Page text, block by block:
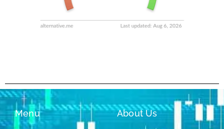
Menu About Us